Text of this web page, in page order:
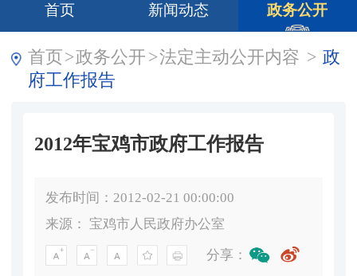
首页 新闻动态 政务公开
首页>政务公开 >法定主动公开内容 > 政
府工作报告
2012年宝鸡市政府工作报告
发布时间：2012-02-21 00:00:00
来源： 宝鸡市人民政府办公室
分享：